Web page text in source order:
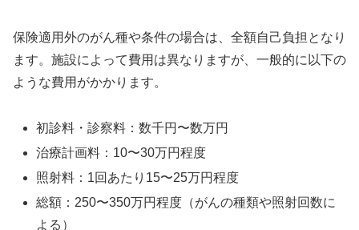
保険適用外のがん種や条件の場合は、全額自己負担となり
ます。施設によって費用は異なりますが、一般的に以下の
ような費用がかかります。
初診料・診察料：数千円〜数万円
治療計画料：10〜30万円程度
照射料：1回あたり15〜25万円程度
総額：250〜350万円程度（がんの種類や照射回数に
よる）